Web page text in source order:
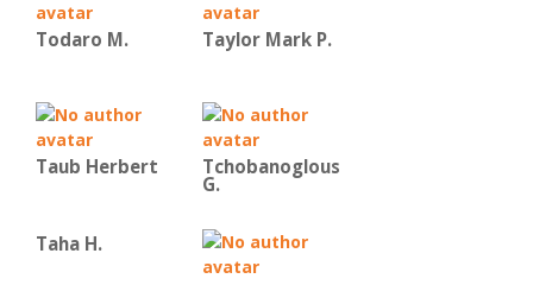
Todaro M. Taylor Mark P.
Taub Herbert Tchobanoglous
G.
Taha H.